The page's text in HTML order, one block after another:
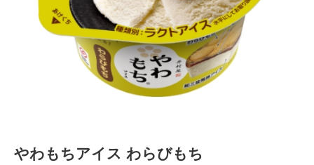
やわもちアイス わらびもち